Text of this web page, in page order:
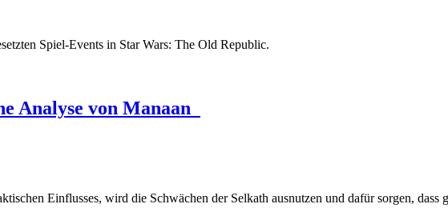
Spiel-Events in Star Wars: The Old Republic.
Analyse von Manaan
Einflusses, wird die Schwächen der Selkath ausnutzen und dafür sorgen, dass